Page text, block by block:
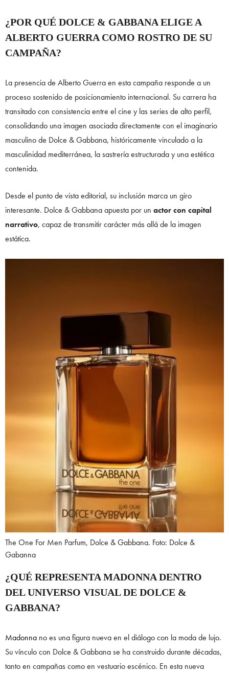
¿POR QUÉ DOLCE & GABBANA ELIGE A
ALBERTO GUERRA COMO ROSTRO DE SU
CAMPAÑA?
La presencia de Alberto Guerra en esta campaña responde a un
proceso sostenido de posicionamiento internacional. Su carrera ha
transitado con consistencia entre el cine y las series de alto perfil,
consolidando una imagen asociada directamente con el imaginario
masculino de Dolce & Gabbana, históricamente vinculado a la
masculinidad mediterránea, la sastrería estructurada y una estética
contenida.
Desde el punto de vista editorial, su inclusión marca un giro
interesante. Dolce & Gabbana apuesta por un actor con capital
narrativo, capaz de transmitir carácter más allá de la imagen
estática.
The One For Men Parfum, Dolce & Gabbana. Foto: Dolce &
Gabanna
¿QUÉ REPRESENTA MADONNA DENTRO
DEL UNIVERSO VISUAL DE DOLCE &
GABBANA?
Madonna no es una figura nueva en el diálogo con la moda de lujo.
Su vínculo con Dolce & Gabbana se ha construido durante décadas,
tanto en campañas como en vestuario escénico. En esta nueva